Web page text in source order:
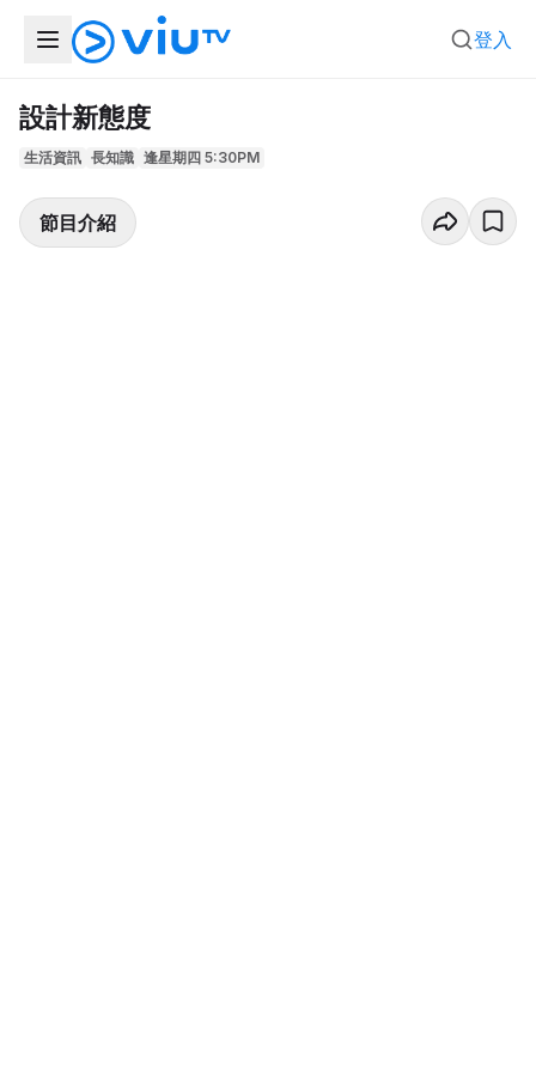
登入
設計新態度
生活資訊 長知識 逢星期四 5:30PM
節目介紹